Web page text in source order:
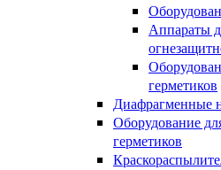
Аппараты
герметиков
Диафрагменные
Оборудование
герметиков